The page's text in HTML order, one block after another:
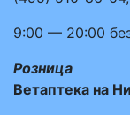
9:00 — 20:00
Розница
Ветаптека на